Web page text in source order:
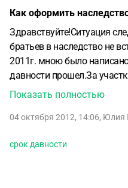
Как оформить
Здравствуйте!Ситуация
братьев в наследство не
2011г. мною было
давности прошел.За
тогда документы для
Показать полностью
04 октября 2012, 14:06, Юлия
срок давности